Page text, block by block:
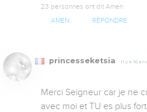
23 personnes ont dit Amen
AMEN RÉPONDRE
princesseketsia Il y a 16
Merci Seigneur car je ne
avec moi et TU es plus